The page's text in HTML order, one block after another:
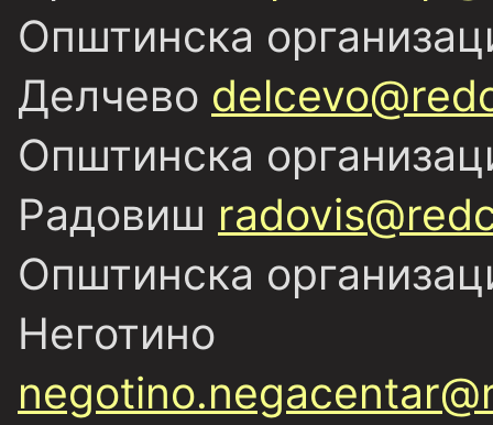
Општинска
Делчево
Општинска
Радовиш
Општинска
Неготино